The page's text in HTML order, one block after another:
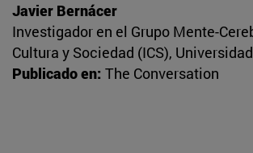
Javier Bernácer
Investigador en el Grupo Mente-
Cultura y Sociedad (ICS),
Publicado en: The Conversation